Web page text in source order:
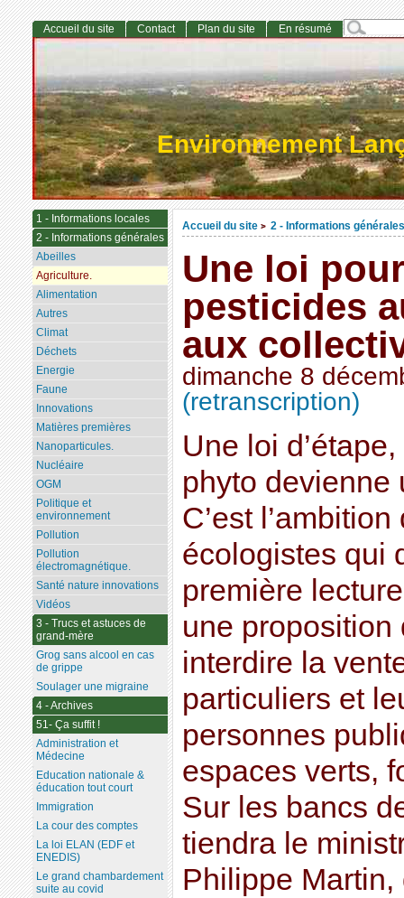
Environnement
Accueil du site > 2 - Informations générales
Une loi
pesticides
aux
dimanche 8
(retranscription)
Une loi
phyto devienne
C’est
écologistes qui
première
une proposition
interdire la
particuliers et
personnes
espaces verts,
Sur les bancs
tiendra le
Philippe
Accueil du site Contact Plan du site En résumé
1 - Informations locales
2 - Informations générales
Abeilles
Agriculture.
Alimentation
Autres
Climat
Déchets
Energie
Faune
Innovations
Matières premières
Nanoparticules.
Nucléaire
OGM
Politique et
environnement
Pollution
Pollution
électromagnétique.
Santé nature innovations
Vidéos
3 - Trucs et astuces de
grand-mère
Grog sans alcool en cas
de grippe
Soulager une migraine
4 - Archives
51- Ça suffit !
Administration et
Médecine
Education nationale &
éducation tout court
Immigration
La cour des comptes
La loi ELAN (EDF et
ENEDIS)
Le grand chambardement
suite au covid